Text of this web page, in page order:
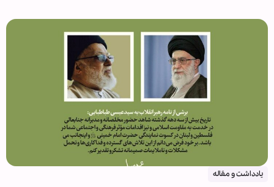
یادداشت و مقاله